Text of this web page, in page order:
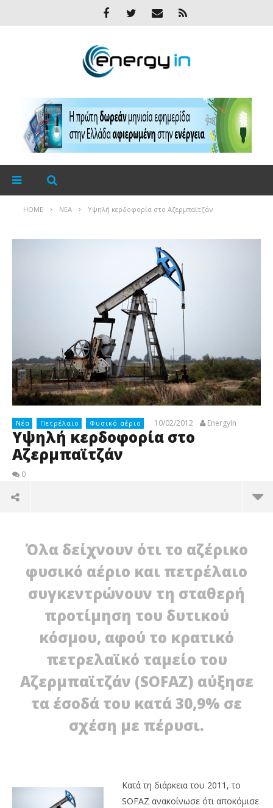
HOME ΝΈΑ Υψηλή κερδοφορία στο Αζερμπαϊτζάν
Νέα Πετρέλαιο Φυσικό αέριο 10/02/2012 EnergyIn
Υψηλή κερδοφορία στο
Αζερμπαϊτζάν
0
NOW VIEWING
Υψηλή κερδοφορία στο Αζερμπαϊτζάν
10/02/2012
EnergyIn
Όλα δείχνουν ότι το αζέρικο
φυσικό αέριο και πετρέλαιο
συγκεντρώνουν τη σταθερή
προτίμηση του δυτικού
κόσμου, αφού το κρατικό
πετρελαϊκό ταμείο του
Αζερμπαϊτζάν (SOFAZ) αύξησε
τα έσοδά του κατά 30,9% σε
σχέση με πέρυσι.
Κατά τη διάρκεια του 2011, το
SOFAZ ανακοίνωσε ότι αποκόμισε